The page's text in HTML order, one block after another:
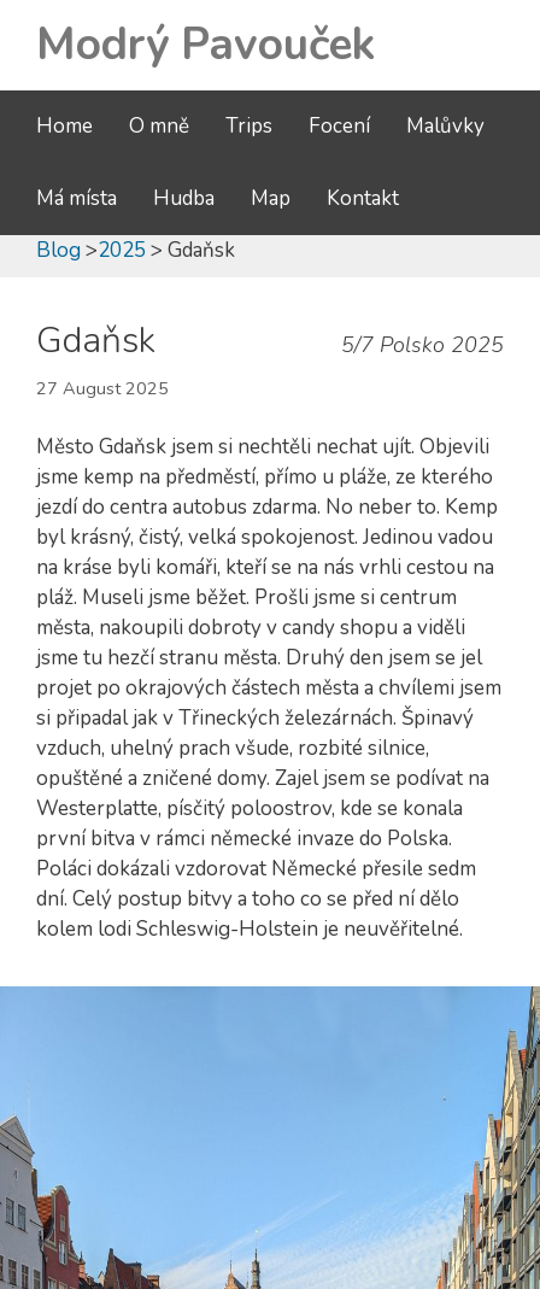
Modrý Pavouček
Home O mně Trips Focení Malůvky
Má místa Hudba Map
Kontakt
Blog >2025 > Gdaňsk
Gdaňsk 5/7 Polsko 2025
27 August 2025
Město Gdaňsk jsem si nechtěli nechat ujít. Objevili
jsme kemp na předměstí, přímo u pláže, ze kterého
jezdí do centra autobus zdarma. No neber to. Kemp
byl krásný, čistý, velká spokojenost. Jedinou vadou
na kráse byli komáři, kteří se na nás vrhli cestou na
pláž. Museli jsme běžet. Prošli jsme si centrum
města, nakoupili dobroty v candy shopu a viděli
jsme tu hezčí stranu města. Druhý den jsem se jel
projet po okrajových částech města a chvílemi jsem
si připadal jak v Třineckých železárnách. Špinavý
vzduch, uhelný prach všude, rozbité silnice,
opuštěné a zničené domy. Zajel jsem se podívat na
Westerplatte, písčitý poloostrov, kde se konala
první bitva v rámci německé invaze do Polska.
Poláci dokázali vzdorovat Německé přesile sedm
dní. Celý postup bitvy a toho co se před ní dělo
kolem lodi Schleswig-Holstein je neuvěřitelné.